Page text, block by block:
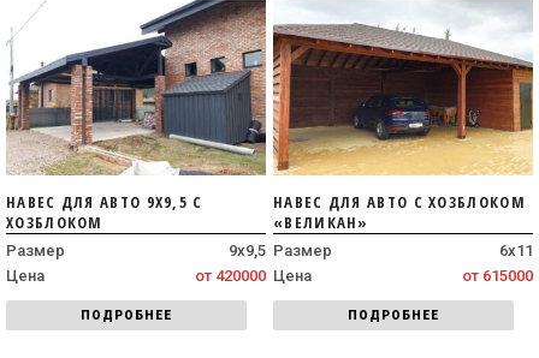
НАВЕС ДЛЯ АВТО 9Х9,5 С
ХОЗБЛОКОМ
Размер
9х9,5
Цена
от 420000
ПОДРОБНЕЕ
НАВЕС ДЛЯ АВТО С ХОЗБЛОКОМ
«ВЕЛИКАН»
Размер
6х11
Цена
от 615000
ПОДРОБНЕЕ